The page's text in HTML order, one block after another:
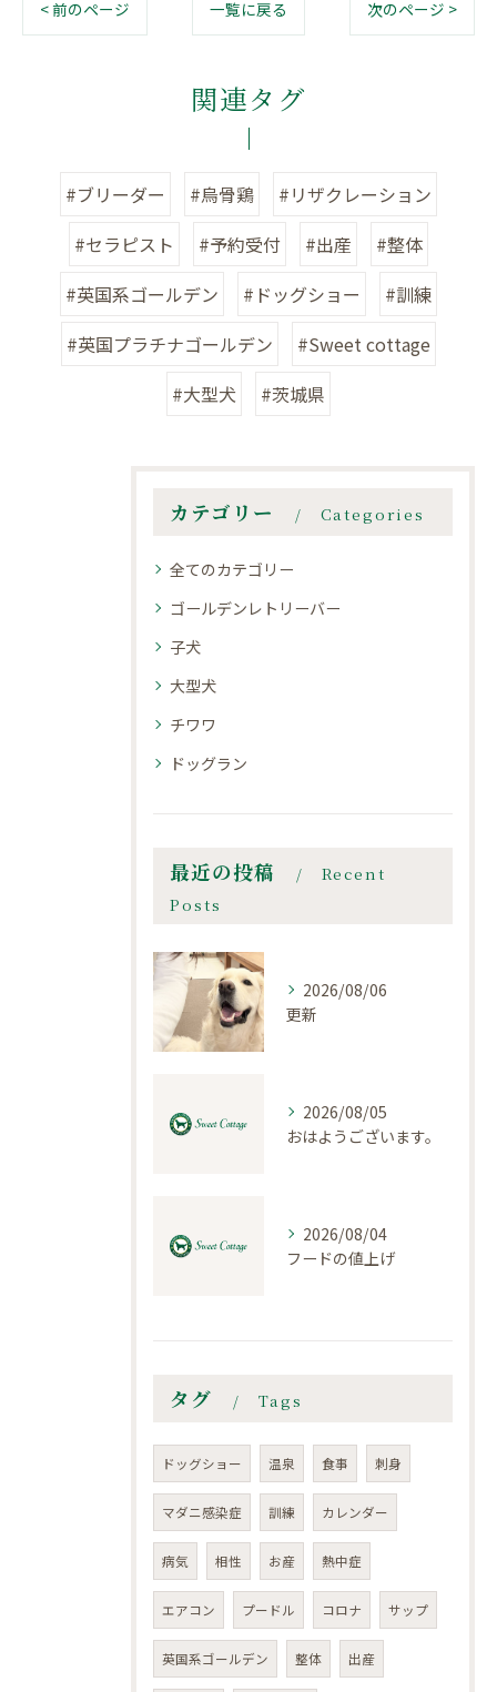
< 前のページ 一覧に戻る 次のページ >
関連タグ
#ブリーダー #烏骨鶏
#リザクレーション
#セラピスト
#予約受付 #出産
#整体
#英国系ゴールデン
#ドッグショー
#訓練
#英国プラチナゴールデン
#Sweet cottage
#大型犬
#茨城県
カテゴリー Categories
全てのカテゴリー
ゴールデンレトリーバー
子犬
大型犬
チワワ
ドッグラン
最近の投稿
Recent
Posts
2026/08/06
更新
2026/08/05
おはようございます。
2026/08/04
フードの値上げ
タグ Tags
ドッグショー 温泉 食事 刺身
マダニ感染症 訓練 カレンダー
病気 相性 お産 熱中症
エアコン プードル コロナ サップ
英国系ゴールデン 整体 出産